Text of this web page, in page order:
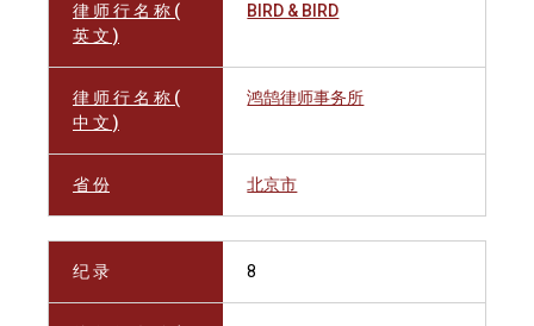
律 师 行 名 称 (
英 文 )
BIRD & BIRD
律 师 行 名 称 (
中 文 )
鸿鹄律师事务所
省 份 北京市
纪 录 8